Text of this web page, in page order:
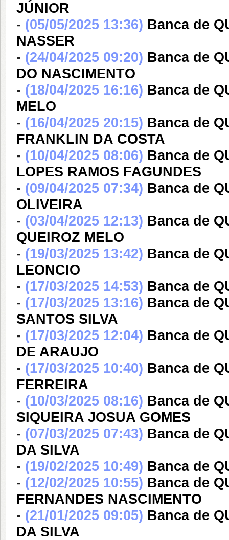
JÚNIOR
- (05/05/2025 13:36) Banca de
NASSER
- (24/04/2025 09:20) Banca de
DO NASCIMENTO
- (18/04/2025 16:16) Banca de
MELO
- (16/04/2025 20:15) Banca de
FRANKLIN DA COSTA
- (10/04/2025 08:06) Banca de
LOPES RAMOS FAGUNDES
- (09/04/2025 07:34) Banca de
OLIVEIRA
- (03/04/2025 12:13) Banca de
QUEIROZ MELO
- (19/03/2025 13:42) Banca de
LEONCIO
- (17/03/2025 14:53) Banca de
- (17/03/2025 13:16) Banca de
SANTOS SILVA
- (17/03/2025 12:04) Banca de
DE ARAUJO
- (17/03/2025 10:40) Banca de
FERREIRA
- (10/03/2025 08:16) Banca de
SIQUEIRA JOSUA GOMES
- (07/03/2025 07:43) Banca de
DA SILVA
- (19/02/2025 10:49) Banca de
- (12/02/2025 10:55) Banca de
FERNANDES NASCIMENTO
- (21/01/2025 09:05) Banca de
DA SILVA